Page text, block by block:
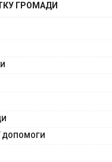
ГРОМАДИ
ДОПОМОГИ